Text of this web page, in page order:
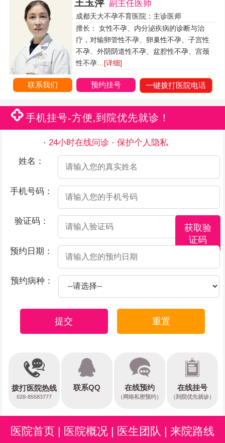
王玉萍 副主任医师
成都天大不孕不育医院：主诊医师
擅长： 女性不孕、内分泌疾病的诊断与治
疗，对输卵管性不孕、卵巢性不孕、子宫性
不孕、外阴阴道性不孕、盆腔性不孕、宫颈
性不孕… [详细]
联系我们 预约挂号 一键拨打医院电话
手机挂号-方便,到院优先就诊！
24小时在线问诊
保护个人隐私
姓名：
手机号码：
验证码：
获取验
证码
预约日期：
预约病种：
提交 重置
拨打医院热线
028-85583777
联系QQ 在线预约
（网络私密预约）
在线挂号
（到院优先就诊）
医院首页 | 医院概况 | 医生团队 | 来院路线